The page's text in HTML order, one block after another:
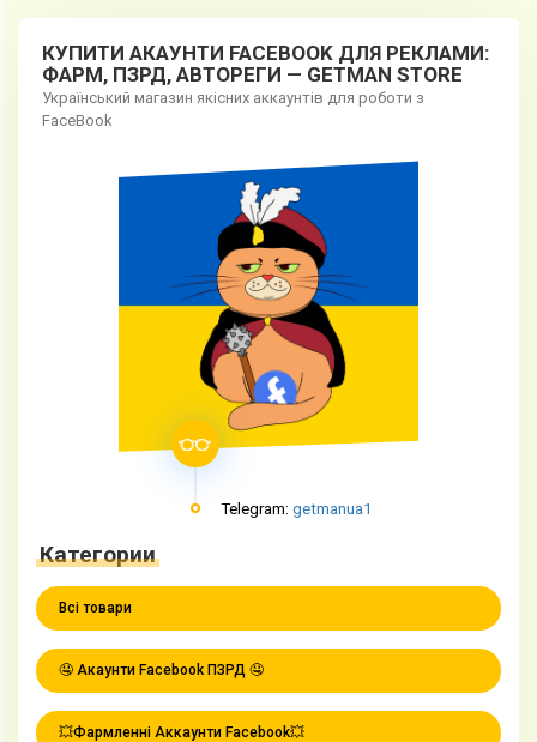
КУПИТИ АКАУНТИ FACEBOOK ДЛЯ РЕКЛАМИ:
ФАРМ, ПЗРД, АВТОРЕГИ — GETMAN STORE
Український магазин якісних аккаунтів для роботи з
FaceBook
Telegram: getmanua1
Категории
Всі товари
🤤 Акаунти Facebook ПЗРД 🤤
💥Фармленні Аккаунти Facebook💥